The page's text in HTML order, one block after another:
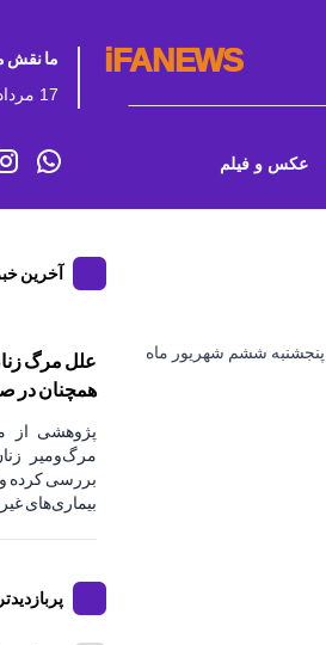
iFANEWS ما نقش
17 مرداد ماه 1405
عکس و فیلم
پنجشنبه ششم شهریور ماه
آخرین
علل مرگ
همچنان در
پژوهشی از
مرگ‌ومیر
بررسی کرده
بیماری‌های